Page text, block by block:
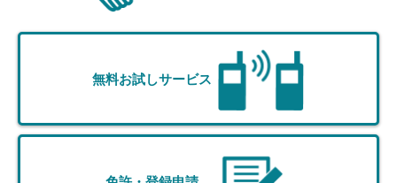
無料お試しサービス